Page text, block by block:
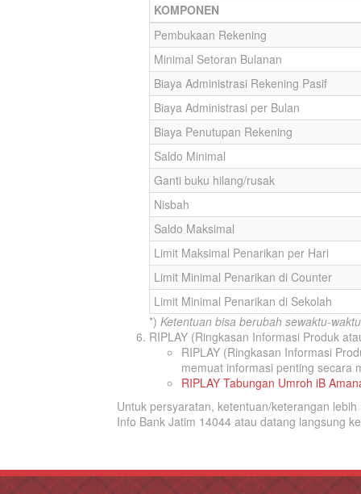
KOMPONEN
Pembukaan Rekening
Minimal Setoran Bulanan
Biaya Administrasi Rekening Pasif
Biaya Administrasi per Bulan
Biaya Penutupan Rekening
Saldo Minimal
Ganti buku hilang/rusak
Nisbah
Saldo Maksimal
Limit Maksimal Penarikan per Hari
Limit Minimal Penarikan di Counter
Limit Minimal Penarikan di Sekolah
*) Ketentuan bisa berubah sewaktu-waktu
RIPLAY (Ringkasan Informasi Produk
RIPLAY (Ringkasan Informasi
memuat informasi penting secara
RIPLAY Tabungan Umroh iB
Untuk persyaratan, ketentuan/keterangan
Info Bank Jatim 14044 atau datang langsung